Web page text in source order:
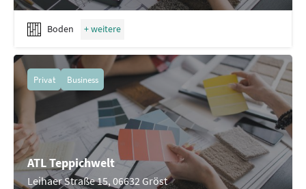
Boden
ATL Teppichwelt
Leihaer Straße 15, 06632 Gröst
Privat Business